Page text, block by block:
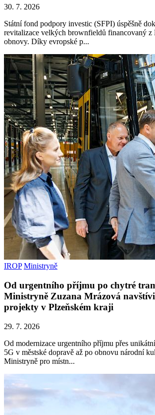
30. 7. 2026
Státní fond podpory investic (SFPI) úspěšně
revitalizace velkých brownfieldů financovaný z
obnovy. Díky evropské p...
IROP Ministryně
Od urgentního příjmu po chytré
Ministryně Zuzana Mrázová
projekty v Plzeňském kraji
29. 7. 2026
Od modernizace urgentního příjmu přes
5G v městské dopravě až po obnovu národní
Ministryně pro místn...